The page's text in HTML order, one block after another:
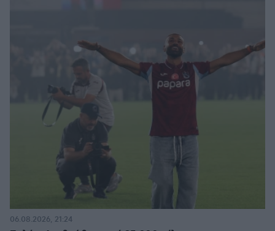
06.08.2026, 21:24